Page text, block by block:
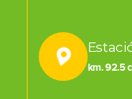
km. 92.5